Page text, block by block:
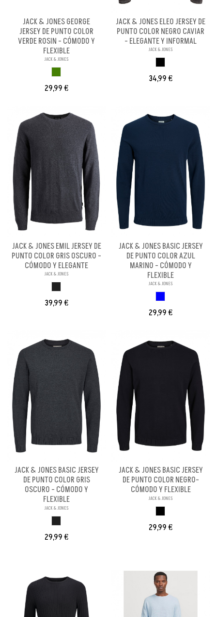
JACK & JONES GEORGE
JERSEY DE PUNTO COLOR
VERDE ROSIN - CÓMODO Y
FLEXIBLE
JACK & JONES
29,99 €
JACK & JONES ELEO JERSEY DE
PUNTO COLOR NEGRO CAVIAR
- ELEGANTE Y INFORMAL
JACK & JONES
34,99 €
JACK & JONES EMIL JERSEY DE
PUNTO COLOR GRIS OSCURO -
CÓMODO Y ELEGANTE
JACK & JONES
39,99 €
JACK & JONES BASIC JERSEY
DE PUNTO COLOR AZUL
MARINO - CÓMODO Y
FLEXIBLE
JACK & JONES
29,99 €
JACK & JONES BASIC JERSEY
DE PUNTO COLOR GRIS
OSCURO - CÓMODO Y
FLEXIBLE
JACK & JONES
29,99 €
JACK & JONES BASIC JERSEY
DE PUNTO COLOR NEGRO-
CÓMODO Y FLEXIBLE
JACK & JONES
29,99 €